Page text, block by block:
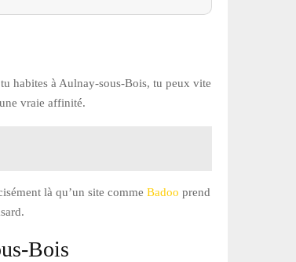
habites à Aulnay-sous-Bois, tu peux vite
vraie affinité.
là qu’un site comme Badoo prend
Bois